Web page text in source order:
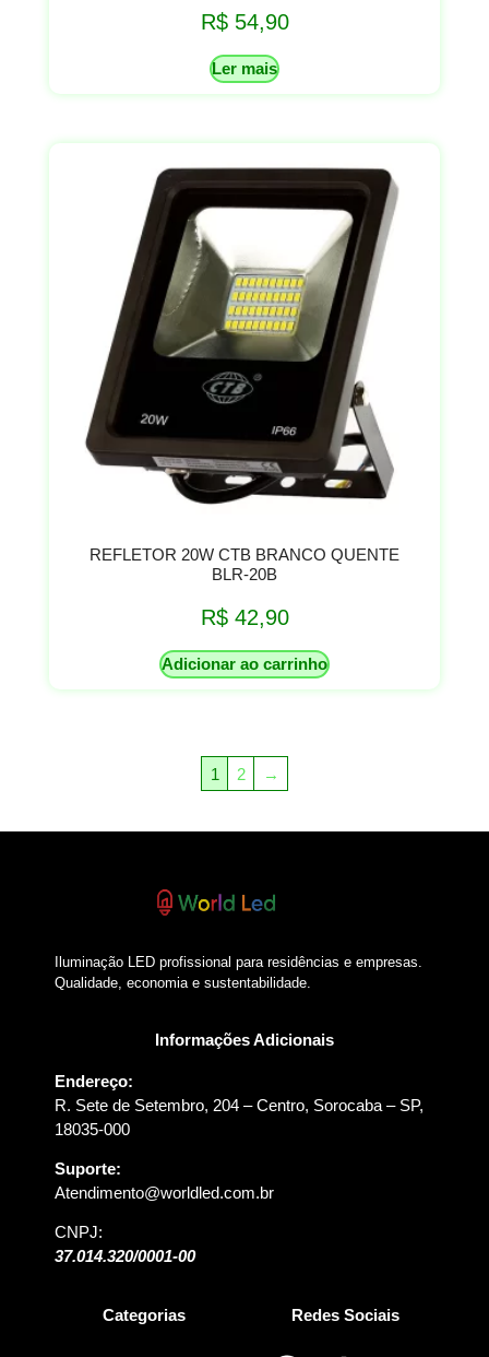
R$54,90
Ler mais
REFLETOR 20W CTB BRANCO QUENTE
BLR-20B
R$42,90
Adicionar ao carrinho
1 2 →
Iluminação LED profissional para residências e empresas.
Qualidade, economia e sustentabilidade.
Informações Adicionais
Endereço:
R. Sete de Setembro, 204 – Centro, Sorocaba – SP,
18035-000
Suporte:
Atendimento@worldled.com.br
CNPJ:
37.014.320/0001-00
Categorias Redes Sociais